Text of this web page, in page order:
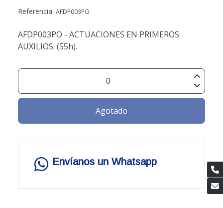
Referencia: AFDP003PO
AFDP003PO - ACTUACIONES EN PRIMEROS
AUXILIOS. (55h).
Agotado
Envíanos un Whatsapp